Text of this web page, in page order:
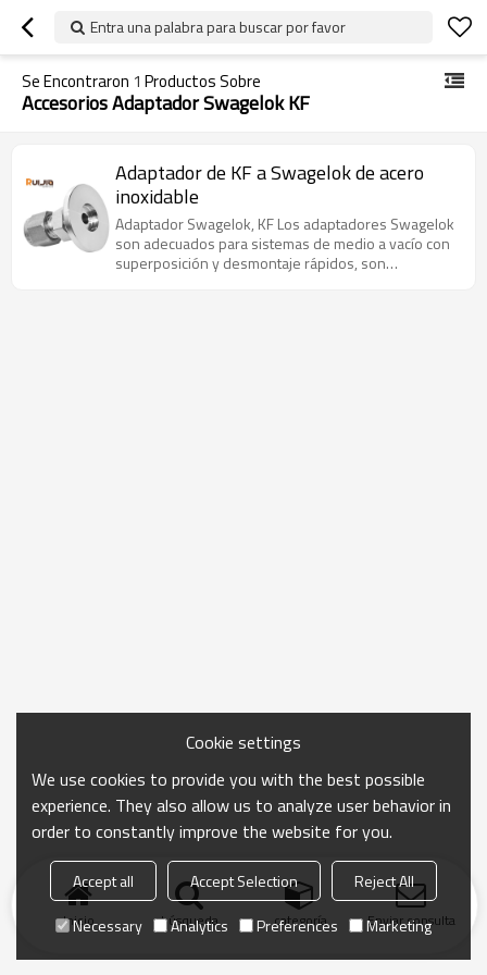
Entra una palabra para buscar por favor
Se Encontraron 1 Productos Sobre
Accesorios Adaptador Swagelok KF
Adaptador de KF a Swagelok de acero
inoxidable
Adaptador Swagelok, KF Los adaptadores Swagelok
son adecuados para sistemas de medio a vacío con
superposición y desmontaje rápidos, son
Inicio búsqueda categoría Enviar consulta
Cookie settings
We use cookies to provide you with the best possible
experience. They also allow us to analyze user behavior in
order to constantly improve the website for you.
Accept all Accept Selection
Reject All
Necessary
Analytics Preferences Marketing